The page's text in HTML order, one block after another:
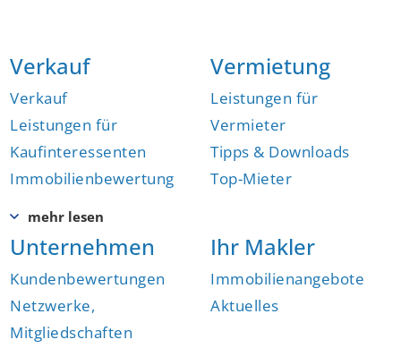
Verkauf
Verkauf
Leistungen für
Kaufinteressenten
Immobilienbewertung
Vermietung
Leistungen für
Vermieter
Tipps & Downloads
Top-Mieter
Unternehmen
Kundenbewertungen
Netzwerke,
Mitgliedschaften
Ihr Makler
Immobilienangebote
Aktuelles